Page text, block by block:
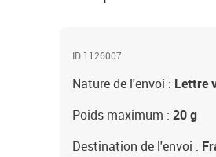
ID 1126007
Nature de l'envoi : Lettre
Poids maximum : 20 g
Destination de l'envoi :